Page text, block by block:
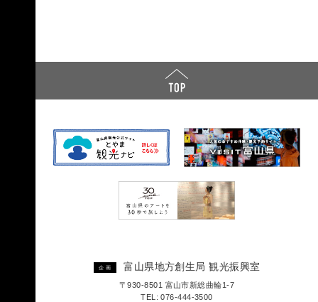
企画 富山県地方創生局 観光振興室
〒930-8501 富山市新総曲輪1-7
TEL: 076-444-3500